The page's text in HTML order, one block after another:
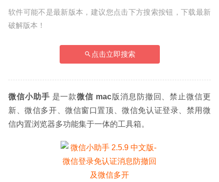
软件可能不是最新版本，建议您点击下方搜索按钮，下载最新
破解版本！
点击立即搜索
微信小助手 是一款微信 mac版消息防撤回、禁止微信更
新、微信多开、微信窗口置顶、微信免认证登录、禁用微
信内置浏览器多功能集于一体的工具箱。